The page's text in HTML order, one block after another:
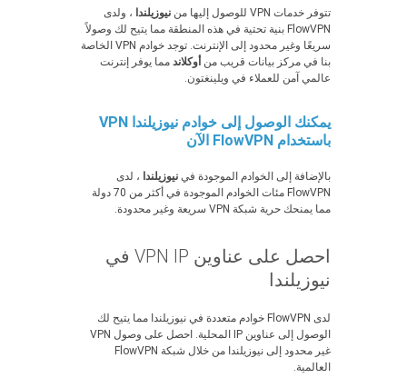
تتوفر خدمات VPN للوصول إليها من نيوزيلندا ، ولدى
FlowVPN بنية تحتية في هذه المنطقة مما يتيح لك وصولاً
سريعًا وغير محدود إلى الإنترنت. توجد خوادم VPN الخاصة
بنا في مركز بيانات قريب من أوكلاند مما يوفر إنترنت
عالمي آمن للعملاء في ويلينغتون.
يمكنك الوصول إلى خوادم نيوزيلندا VPN
باستخدام FlowVPN الآن
بالإضافة إلى الخوادم الموجودة في نيوزيلندا ، لدى
FlowVPN مئات الخوادم الموجودة في أكثر من 70 دولة
مما يمنحك حرية شبكة VPN سريعة وغير محدودة.
احصل على عناوين VPN IP في
نيوزيلندا
لدى FlowVPN خوادم متعددة في نيوزيلندا مما يتيح لك
الوصول إلى عناوين IP المحلية. احصل على وصول VPN
غير محدود إلى نيوزيلندا من خلال شبكة FlowVPN
العالمية.